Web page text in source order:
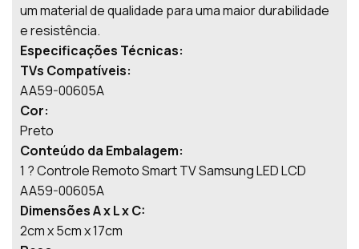
um material de qualidade para uma maior durabilidade
e resistência.
Especificações Técnicas:
TVs Compatíveis:
AA59-00605A
Cor:
Preto
Conteúdo da Embalagem:
1 ? Controle Remoto Smart TV Samsung LED LCD
AA59-00605A
Dimensões A x L x C:
2cm x 5cm x 17cm